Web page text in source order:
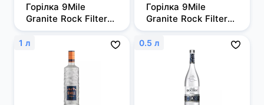
Горілка 9Mile
Granite Rock Filtered
0,5л, 37,5%
Горілка 9Mile
Granite Rock Filtered
0,7 л, 37,5%
1 л 0.5 л